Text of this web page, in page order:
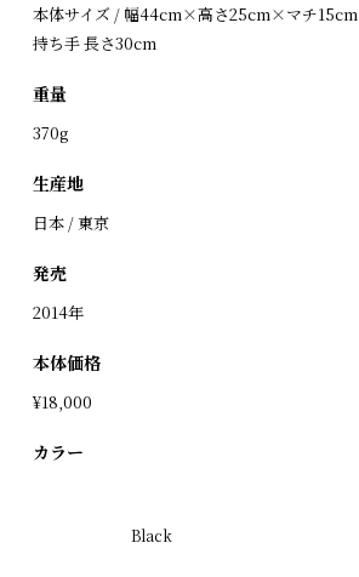
本体サイズ / 幅44cm×高さ25cm×マチ15cm
持ち手 長さ30cm
重量
370g
生産地
日本 / 東京
発売
2014年
本体価格
¥18,000
カラー
Black